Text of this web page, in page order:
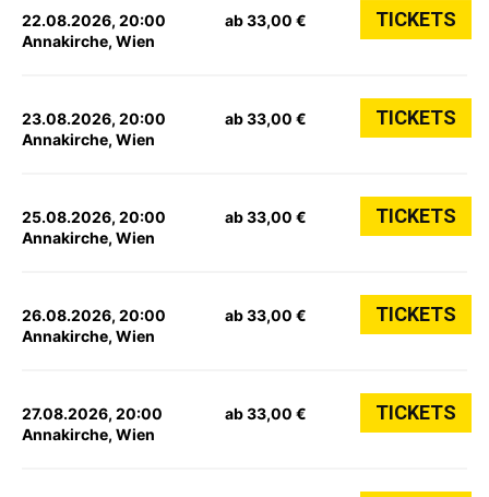
22.08.2026, 20:00
Annakirche, Wien
ab 33,00 € TICKETS
23.08.2026, 20:00
Annakirche, Wien
ab 33,00 € TICKETS
25.08.2026, 20:00
Annakirche, Wien
ab 33,00 € TICKETS
26.08.2026, 20:00
Annakirche, Wien
ab 33,00 € TICKETS
27.08.2026, 20:00
Annakirche, Wien
ab 33,00 € TICKETS